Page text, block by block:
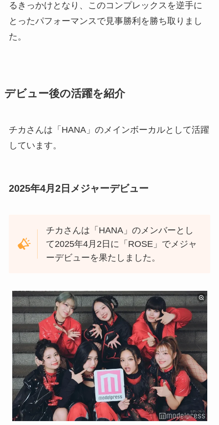
るきっかけとなり、このコンプレックスを逆手に
とったパフォーマンスで見事勝利を勝ち取りまし
た。
デビュー後の活躍を紹介
チカさんは「HANA」のメインボーカルとして活躍
しています。
2025年4月2日メジャーデビュー
チカさんは「HANA」のメンバーとし
て2025年4月2日に「ROSE」でメジャ
ーデビューを果たしました。